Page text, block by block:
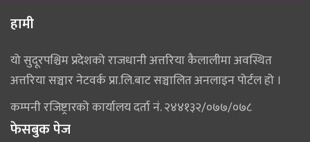
हामी
यो सुदूरपश्चिम प्रदेशको राजधानी अत्तरिया कैलालीमा अवस्थित
अत्तरिया सञ्चार नेटवर्क प्रा.लि.बाट सञ्चालित अनलाइन पोर्टल हो ।
कम्पनी रजिष्ट्रारको कार्यालय दर्ता नं. २४४१३२/०७७/०७८
फेसबुक पेज